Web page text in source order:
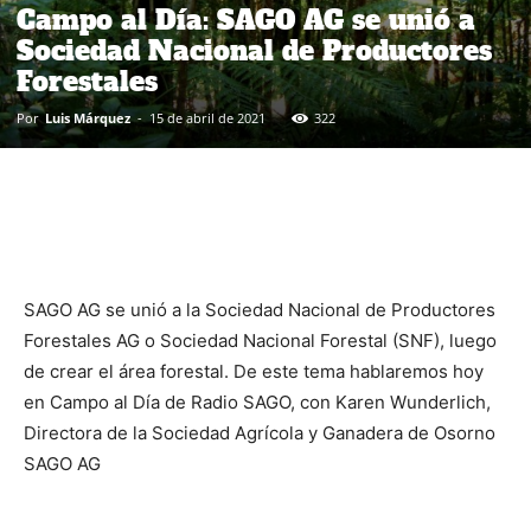
Campo al Día: SAGO AG se unió a
Sociedad Nacional de Productores
Forestales
Por Luis Márquez - 15 de abril de 2021 322
SAGO AG se unió a la Sociedad Nacional de Productores
Forestales AG o Sociedad Nacional Forestal (SNF), luego
de crear el área forestal. De este tema hablaremos hoy
en Campo al Día de Radio SAGO, con Karen Wunderlich,
Directora de la Sociedad Agrícola y Ganadera de Osorno
SAGO AG